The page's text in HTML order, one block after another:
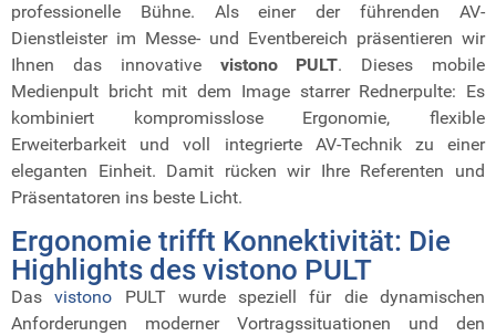
professionelle Bühne. Als einer der führenden AV-
Dienstleister im Messe- und Eventbereich präsentieren wir
Ihnen das innovative vistono PULT. Dieses mobile
Medienpult bricht mit dem Image starrer Rednerpulte: Es
kombiniert kompromisslose Ergonomie, flexible
Erweiterbarkeit und voll integrierte AV-Technik zu einer
eleganten Einheit. Damit rücken wir Ihre Referenten und
Präsentatoren ins beste Licht.
Ergonomie trifft Konnektivität: Die
Highlights des vistono PULT
Dasvistono PULTwurde speziell für die dynamischen
Anforderungen moderner Vortragssituationen und den